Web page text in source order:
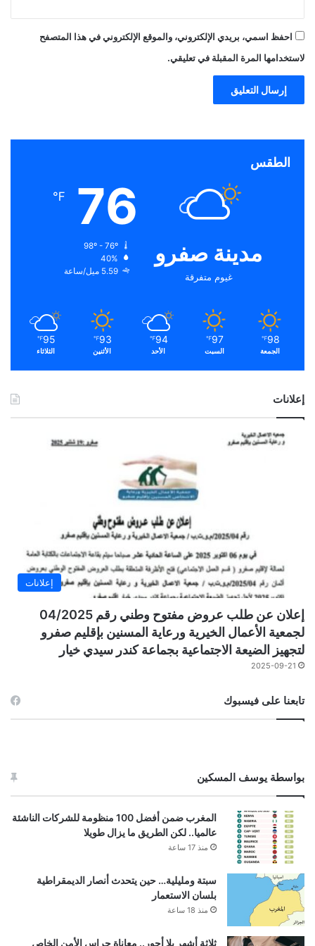
احفظ اسمي، بريدي الإلكتروني، والموقع الإلكتروني في هذا المتصفح
لاستخدامها المرة المقبلة في تعليقي.
الطقس
مدينة صفرو
غيوم متفرقة
76
℉
40%
5.59 ميل/ساعة
98
℉
الجمعة
97
℉
السبت
94
℉
الأحد
93
℉
الأثنين
95
℉
الثلاثاء
إعلانات
إعلانات
إعلان عن طلب عروض مفتوح وطني رقم 04/2025
لجمعية الأعمال الخيرية ورعاية المسنين بإقليم صفرو
لتجهيز الضيعة الاجتماعية بجماعة كندر سيدي خيار
2025-09-21
تابعنا على فيسبوك
بواسطة يوسف المسكين
المغرب ضمن أفضل 100 منظومة للشركات الناشئة
عالميا.. لكن الطريق ما يزال طويلا
منذ 17 ساعة
سبتة ومليلية… حين يتحدث أنصار الديمقراطية
بلسان الاستعمار
منذ 18 ساعة
ثلاثة أشهر بلا أجور.. معاناة حراس الأمن الخاص